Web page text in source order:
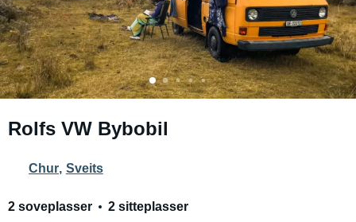
Rolfs VW Bybobil
Chur, Sveits
2 soveplasser 2 sitteplasser